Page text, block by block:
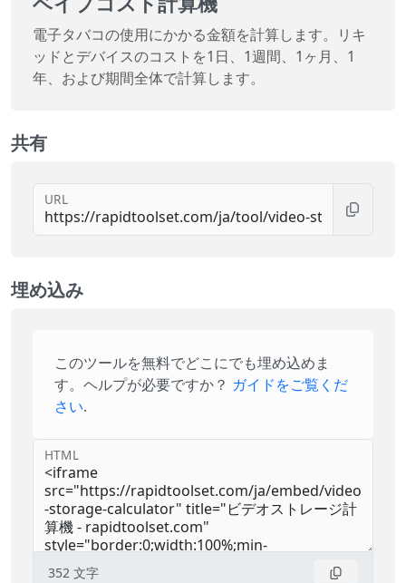
電子タバコの使用にかかる金額を計算します。リキ
ッドとデバイスのコストを1日、1週間、1ヶ月、1
年、および期間全体で計算します。
共有
URL
埋め込み
このツールを無料でどこにでも埋め込めま
す。ヘルプが必要ですか？ ガイドをご覧くだ
さい.
HTML
352 文字